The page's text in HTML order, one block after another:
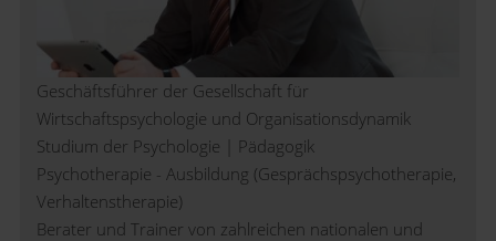
Geschäftsführer der Gesellschaft für
Wirtschaftspsychologie und Organisationsdynamik
Studium der Psychologie | Pädagogik
Psychotherapie - Ausbildung (Gesprächspsychotherapie,
Verhaltenstherapie)
Berater und Trainer von zahlreichen nationalen und